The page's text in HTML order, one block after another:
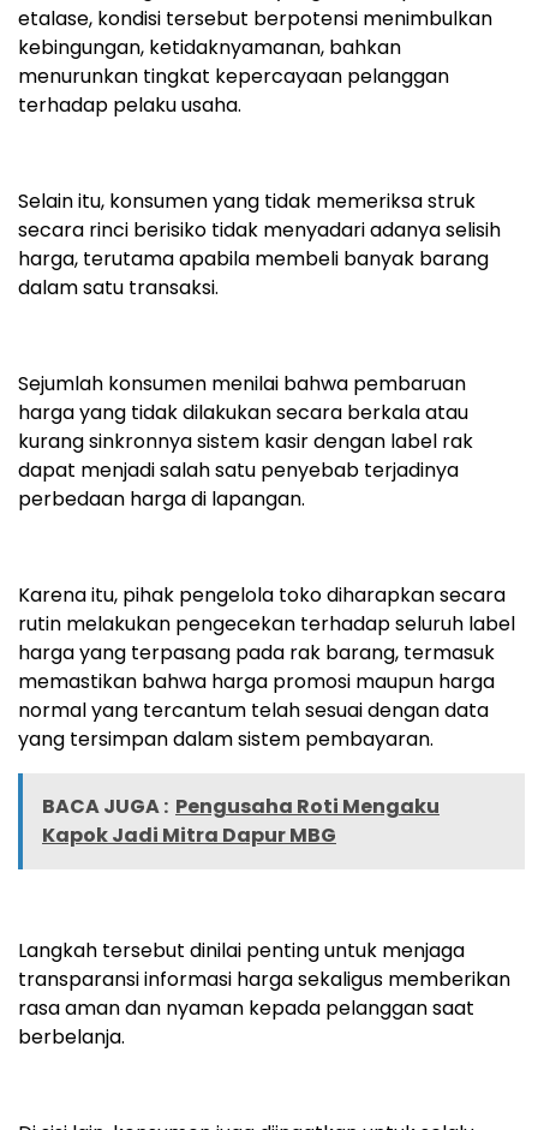
etalase, kondisi tersebut berpotensi menimbulkan
kebingungan, ketidaknyamanan, bahkan
menurunkan tingkat kepercayaan pelanggan
terhadap pelaku usaha.
Selain itu, konsumen yang tidak memeriksa struk
secara rinci berisiko tidak menyadari adanya selisih
harga, terutama apabila membeli banyak barang
dalam satu transaksi.
Sejumlah konsumen menilai bahwa pembaruan
harga yang tidak dilakukan secara berkala atau
kurang sinkronnya sistem kasir dengan label rak
dapat menjadi salah satu penyebab terjadinya
perbedaan harga di lapangan.
Karena itu, pihak pengelola toko diharapkan secara
rutin melakukan pengecekan terhadap seluruh label
harga yang terpasang pada rak barang, termasuk
memastikan bahwa harga promosi maupun harga
normal yang tercantum telah sesuai dengan data
yang tersimpan dalam sistem pembayaran.
BACA JUGA : Pengusaha Roti Mengaku
Kapok Jadi Mitra Dapur MBG
Langkah tersebut dinilai penting untuk menjaga
transparansi informasi harga sekaligus memberikan
rasa aman dan nyaman kepada pelanggan saat
berbelanja.